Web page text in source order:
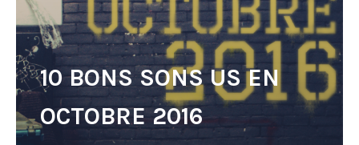
10 BONS SONS US EN
OCTOBRE 2016